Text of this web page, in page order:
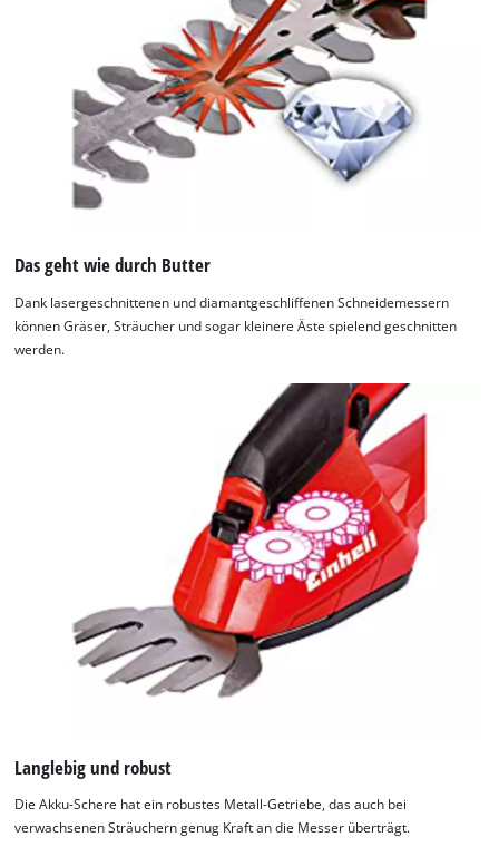
Das geht wie durch Butter
Dank lasergeschnittenen und diamantgeschliffenen Schneidemessern
können Gräser, Sträucher und sogar kleinere Äste spielend geschnitten
werden.
Langlebig und robust
Die Akku-Schere hat ein robustes Metall-Getriebe, das auch bei
verwachsenen Sträuchern genug Kraft an die Messer überträgt.